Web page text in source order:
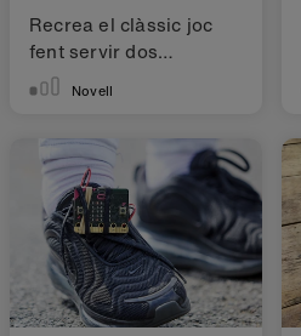
Recrea el clàssic joc
fent servir dos
micro:bits
Novell